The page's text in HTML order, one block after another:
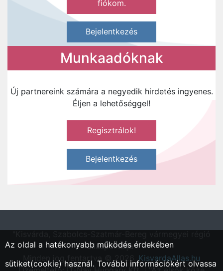
fiókom.
Bejelentkezés
Munkaadóknak
Új partnereink számára a negyedik hirdetés ingyenes.
Éljen a lehetőséggel!
Regisztrálok!
Bejelentkezés
állásportálja"
Minden jog fentartva © 2026.KisvardaAllas.hu
Az oldal a hatékonyabb működés érdekében
sütiket(cookie) használ. További információkért olvassa